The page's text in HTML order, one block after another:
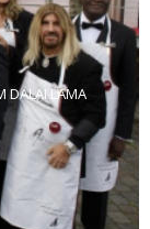
DALAI LAMA